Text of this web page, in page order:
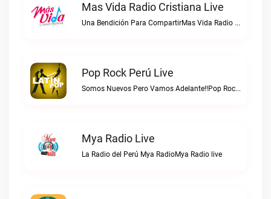
Mas Vida Radio Cristiana Live
Una Bendición Para CompartirMas Vida Radio Cristiana live
Pop Rock Perú Live
Somos Nuevos Pero Vamos Adelante!!Pop Rock Perú live
Mya Radio Live
La Radio del Perú Mya RadioMya Radio live